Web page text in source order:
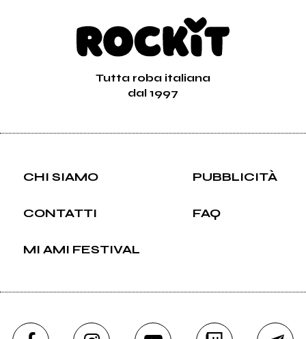
Tutta roba italiana
dal 1997
CHI SIAMO PUBBLICITÀ
CONTATTI FAQ
MI AMI FESTIVAL